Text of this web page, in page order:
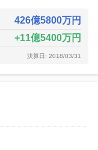
426億5800万円
11億5400万円
決算日: 2018/03/31